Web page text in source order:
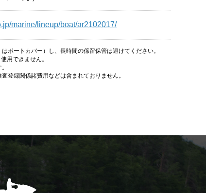
marine/lineup/boat/ar2102017/
ボートカバー）し、長時間の係留保管は避けてください。
用できません。
登録関係諸費用などは含まれておりません。